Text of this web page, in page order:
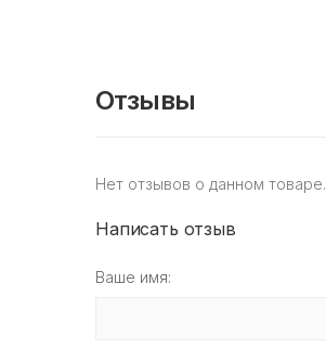
Отзывы
Нет отзывов о данном товаре.
Написать отзыв
Ваше имя: